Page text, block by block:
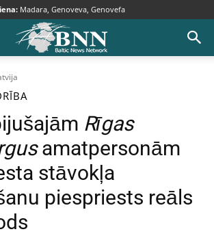
Madara, Genoveva, Genovefa
Rīgas
amatpersonām
stāvokļa
piespriests reāls